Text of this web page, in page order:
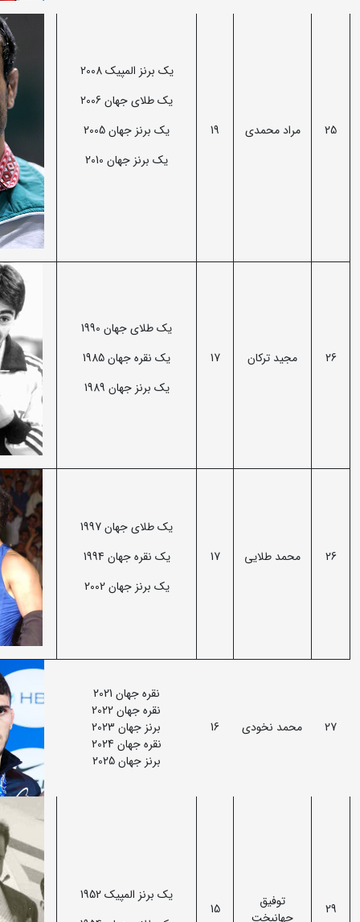
25 مراد محمدی 19
یک برنز المپیک 2008
یک طلای جهان 2006
یک برنز جهان 2005
یک برنز جهان 2010
26 مجید ترکان 17
یک طلای جهان 1990
یک نقره جهان 1985
یک برنز جهان 1989
26 محمد طلایی 17
یک طلای جهان 1997
یک نقره جهان 1994
یک برنز جهان 2002
27 محمد نخودی 16
نقره جهان 2021
نقره جهان 2022
برنز جهان 2023
نقره جهان 2024
برنز جهان 2025
29
توفیق
جهانبخت
15
یک برنز المپیک 1952